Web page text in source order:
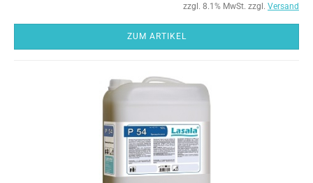
zzgl. 8.1% MwSt. zzgl. Versand
ZUM ARTIKEL